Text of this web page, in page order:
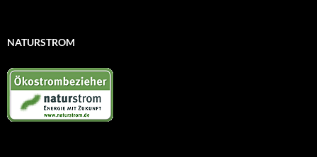
NATURSTROM